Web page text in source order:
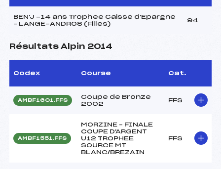
BEN'J -14 ans Trophee Caisse d'Epargne
– LANGE-ANDROS (Filles)
94
Résultats Alpin 2014
Codex Course Cat.
AMBF1601.FFS
Coupe de Bronze
2002
FFS
AMBF1551.FFS
MORZINE – FINALE
COUPE D'ARGENT
U12 TROPHEE
SOURCE MT
BLANC/BREZAIN
FFS